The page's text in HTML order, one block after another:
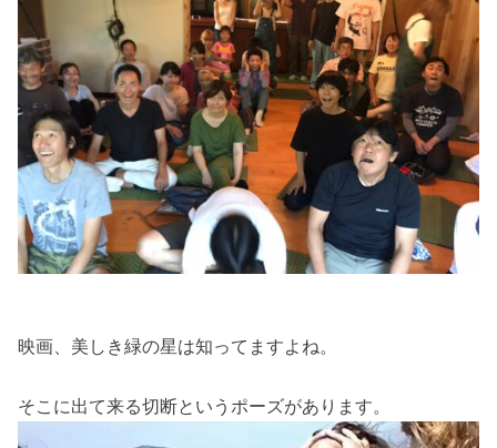
映画、美しき緑の星は知ってますよね。
そこに出て来る切断というポーズがあります。